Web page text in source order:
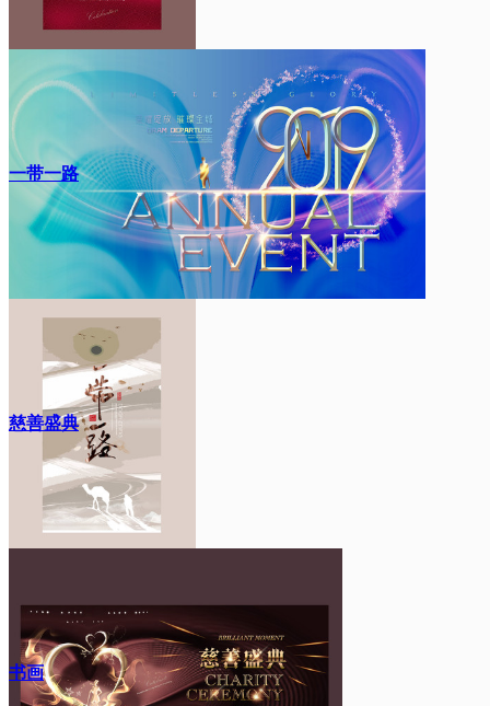
一带一路
慈善盛典
书画